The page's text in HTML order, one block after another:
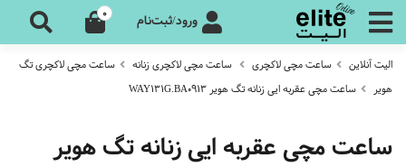
ورود/ثبت‌نام 0
الیت آنلاین ساعت مچی لاکچری ساعت مچی لاکچری زنانه
ساعت مچی لاکچری تگ
هویر
ساعت مچی عقربه ایی زنانه تگ هویر WAY131G.BA0913
ساعت مچی عقربه ایی زنانه تگ هویر